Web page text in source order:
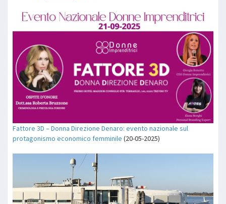
Fattore 3D – Donna Direzione Denaro: evento nazionale sul
protagonismo economico femminile (20-05-2025)